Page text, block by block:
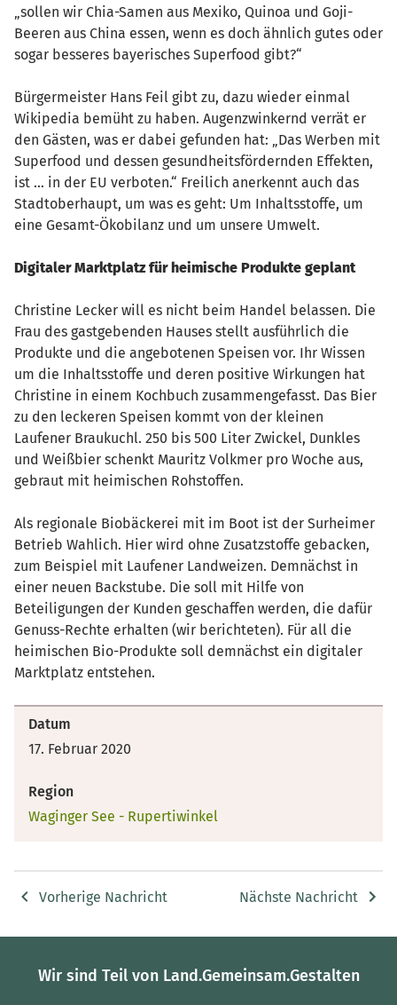
„sollen wir Chia-Samen aus Mexiko, Quinoa und Goji-
Beeren aus China essen, wenn es doch ähnlich gutes oder
sogar besseres bayerisches Superfood gibt?“
Bürgermeister Hans Feil gibt zu, dazu wieder einmal
Wikipedia bemüht zu haben. Augenzwinkernd verrät er
den Gästen, was er dabei gefunden hat: „Das Werben mit
Superfood und dessen gesundheitsfördernden Effekten,
ist … in der EU verboten.“ Freilich anerkennt auch das
Stadtoberhaupt, um was es geht: Um Inhaltsstoffe, um
eine Gesamt-Ökobilanz und um unsere Umwelt.
Digitaler Marktplatz für heimische Produkte geplant
Christine Lecker will es nicht beim Handel belassen. Die
Frau des gastgebenden Hauses stellt ausführlich die
Produkte und die angebotenen Speisen vor. Ihr Wissen
um die Inhaltsstoffe und deren positive Wirkungen hat
Christine in einem Kochbuch zusammengefasst. Das Bier
zu den leckeren Speisen kommt von der kleinen
Laufener Braukuchl. 250 bis 500 Liter Zwickel, Dunkles
und Weißbier schenkt Mauritz Volkmer pro Woche aus,
gebraut mit heimischen Rohstoffen.
Als regionale Biobäckerei mit im Boot ist der Surheimer
Betrieb Wahlich. Hier wird ohne Zusatzstoffe gebacken,
zum Beispiel mit Laufener Landweizen. Demnächst in
einer neuen Backstube. Die soll mit Hilfe von
Beteiligungen der Kunden geschaffen werden, die dafür
Genuss-Rechte erhalten (wir berichteten). Für all die
heimischen Bio-Produkte soll demnächst ein digitaler
Marktplatz entstehen.
Datum
17. Februar 2020
Region
Waginger See - Rupertiwinkel
Vorherige Nachricht Nächste Nachricht
Wir sind Teil von Land.Gemeinsam.Gestalten